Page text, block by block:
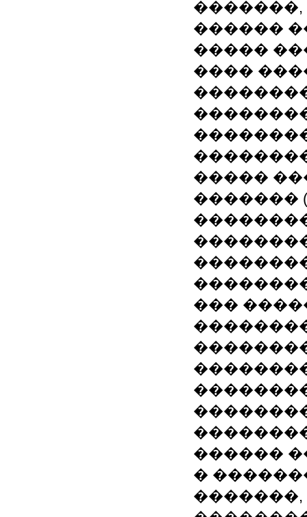
������
�����
����
�����
�������
���
������
�